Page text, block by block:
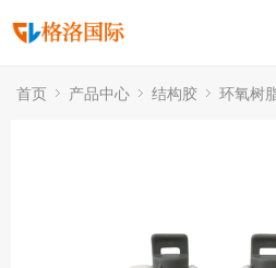
首页 产品中心 结构胶 环氧树